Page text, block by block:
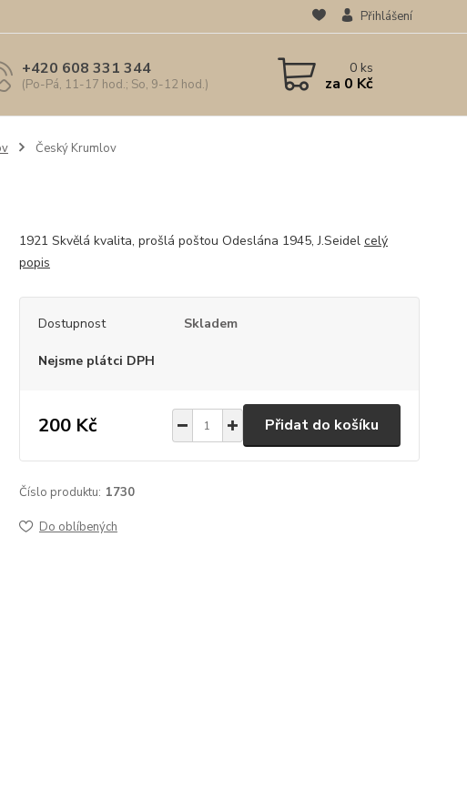
Přihlášení
+420 608 331 344
(Po-Pá, 11-17 hod.; So, 9-12 hod.)
0ks
za 0 Kč
Český Krumlov
1921 Skvělá kvalita, prošlá poštou Odeslána 1945, J.Seidel celý
popis
Dostupnost Skladem
Nejsme plátci DPH
200 Kč Přidat do košíku
Číslo produktu: 1730
Do oblíbených